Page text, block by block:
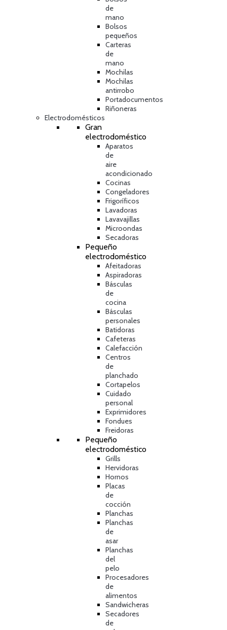
de
mano
Bolsos
pequeños
Carteras
de
mano
Mochilas
Mochilas
antirrobo
Portadocumentos
Riñoneras
Electrodomésticos
Gran
electrodoméstico
Aparatos
de
aire
acondicionado
Cocinas
Congeladores
Frigoríficos
Lavadoras
Lavavajillas
Microondas
Secadoras
Pequeño
electrodoméstico
Afeitadoras
Aspiradoras
Básculas
de
cocina
Básculas
personales
Batidoras
Cafeteras
Calefacción
Centros
de
planchado
Cortapelos
Cuidado
personal
Exprimidores
Fondues
Freidoras
Pequeño
electrodoméstico
Grills
Hervidoras
Hornos
Placas
de
cocción
Planchas
Planchas
de
asar
Planchas
del
pelo
Procesadores
de
alimentos
Sandwicheras
Secadores
de